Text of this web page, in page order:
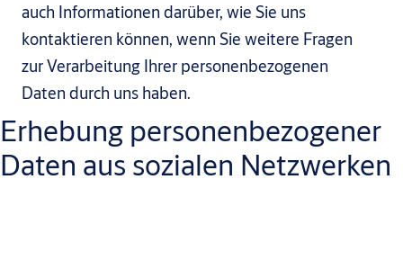
auch Informationen darüber, wie Sie uns
kontaktieren können, wenn Sie weitere Fragen
zur Verarbeitung Ihrer personenbezogenen
Daten durch uns haben.
Erhebung personenbezogener
Daten aus sozialen Netzwerken